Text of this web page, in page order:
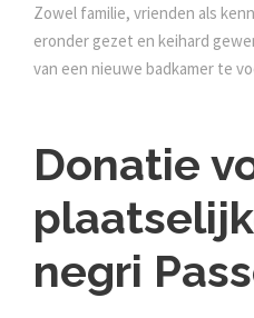
Zowel familie, vrienden als
eronder gezet en keihard
van een nieuwe badkamer te
Donatie
negri